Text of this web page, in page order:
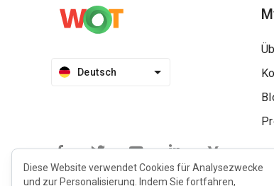
Deutsch
Diese Website verwendet Cookies für Analysezwecke
und zur Personalisierung. Indem Sie fortfahren,